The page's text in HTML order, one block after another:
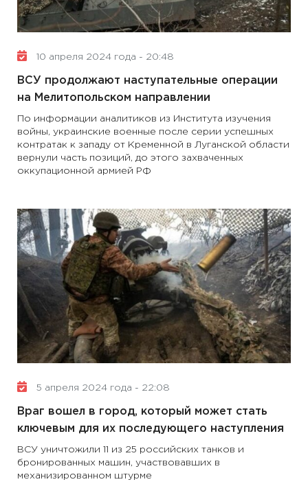
10 апреля 2024 года - 20:48
ВСУ продолжают наступательные операции
на Мелитопольском направлении
По информации аналитиков из Института изучения
войны, украинские военные после серии успешных
контратак к западу от Кременной в Луганской области
вернули часть позиций, до этого захваченных
оккупационной армией РФ
5 апреля 2024 года - 22:08
Враг вошел в город, который может стать
ключевым для их последующего наступления
ВСУ уничтожили 11 из 25 российских танков и
бронированных машин, участвовавших в
механизированном штурме